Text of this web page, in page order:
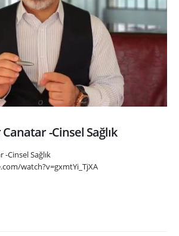
-Cinsel Sağlık
-Cinsel Sağlık
watch?v=gxmtYi_TjXA